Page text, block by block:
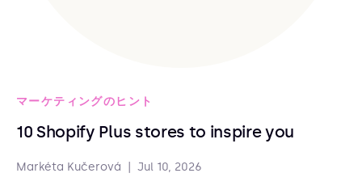
マーケティングのヒント
10 Shopify Plus stores to inspire you
Markéta Kučerová Jul 10, 2026